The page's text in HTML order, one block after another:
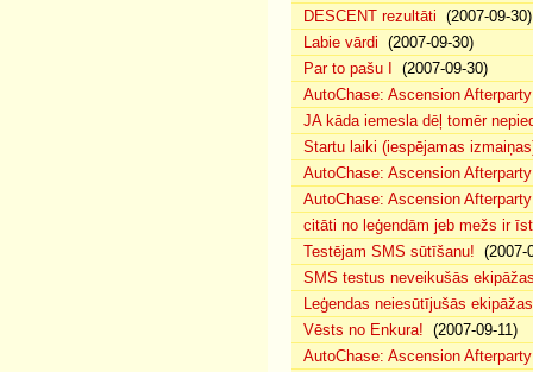
DESCENT rezultāti (2007-09-30)
Labie vārdi (2007-09-30)
Par to pašu I
(2007-09-30)
AutoChase: Ascension
JA kāda iemesla dēļ tomēr
Startu laiki (iespējamas
AutoChase: Ascension
AutoChase: Ascension
citāti no leģendām jeb mežs ir
Testējam SMS sūtīšanu! (2007-
SMS testus neveikušās
Leģendas neiesūtījušās ekipāžas
Vēsts no Enkura! (2007-09-11)
AutoChase: Ascension